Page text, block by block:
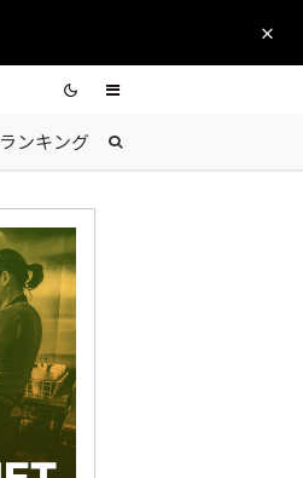
ランキング